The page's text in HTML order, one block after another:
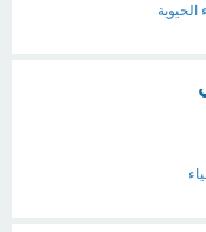
الحيوية